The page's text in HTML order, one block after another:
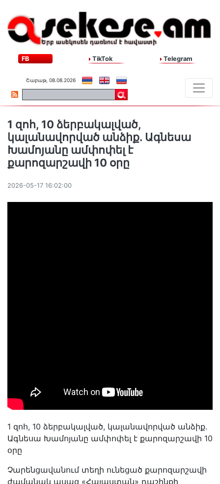
FB TikTok Telegram
Շաբաթ, 08.08.2026
1 զոհ, 10 ձերբակալված,
կալանավորված անձիք. Ագնեսա
Խամոյանը ամփոփել է
քարոզարշավի 10 օրը
2026-05-17 16:02:00
1 զոհ, 10 ձերբակալված, կալանավորված անձիք.
Ագնեսա Խամոյանը ամփոփել է քարոզարշավի 10
օրը
Չարենցավանում տեղի ունեցած քարոզարշավի
ժամանակ ասաց «Հայաստան» դաշինքի